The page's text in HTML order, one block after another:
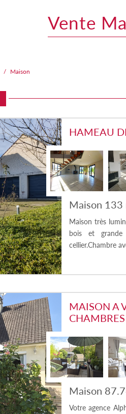
Vente
Maison
HAMEAU
Maison 133
Maison très
bois et grande
cellier.Chambre
MAISON A
CHAMBRES
Maison
Votre agence